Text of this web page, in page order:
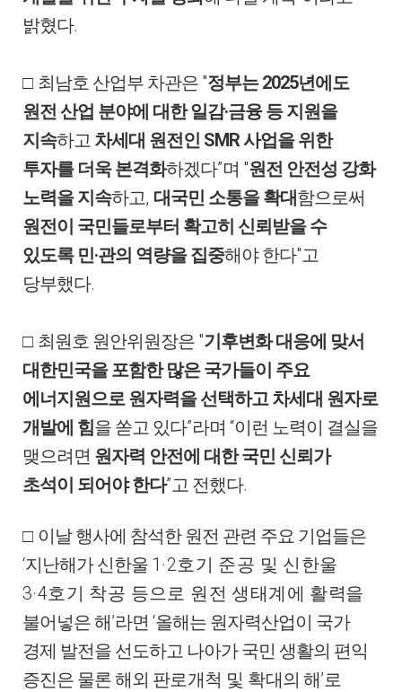
밝혔다.
□ 최남호 산업부 차관은 "정부는2025년에도
원전 산업 분야에 대한 일감·금융 등 지원을
지속하고 차세대 원전인 SMR사업을 위한
투자를 더욱 본격화하겠다”며 "원전 안전성 강화
노력을 지속하고, 대국민 소통을 확대함으로써
원전이 국민들로부터 확고히 신뢰받을 수
있도록 민·관의 역량을 집중해야 한다"고
당부했다.
□ 최원호 원안위원장은 "기후변화 대응에 맞서
대한민국을 포함한 많은 국가들이 주요
에너지원으로 원자력을 선택하고 차세대 원자로
개발에 힘을 쏟고 있다”라며 “이런 노력이 결실을
맺으려면 원자력 안전에 대한 국민 신뢰가
초석이 되어야 한다”고 전했다.
□ 이날 행사에 참석한 원전 관련 주요 기업들은
‘지난해가 신한울 1·2호기 준공 및 신한울
3·4호기 착공 등으로 원전 생태계에 활력을
불어넣은 해’라면 ‘올해는 원자력산업이 국가
경제 발전을 선도하고 나아가 국민 생활의 편익
증진은 물론 해외 판로개척 및 확대의 해’로